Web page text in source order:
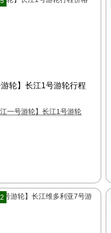
游轮】长江1号游轮行程
江一号游轮】长江1号游轮